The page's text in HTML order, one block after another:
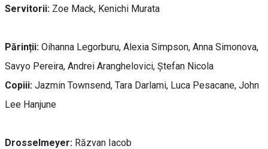
Servitorii: Zoe Mack, Kenichi Murata
Părinții: Oihanna Legorburu, Alexia Simpson, Anna Simonova,
Savyo Pereira, Andrei Aranghelovici, Ștefan Nicola
Copiii: Jazmin Townsend, Tara Darlami, Luca Pesacane, John
Lee Hanjune
Drosselmeyer: Răzvan Iacob